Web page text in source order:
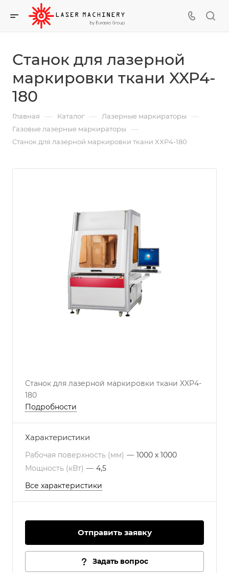
Станок для лазерной
маркировки ткани XXP4-
180
Главная — Каталог — Лазерные маркираторы —
Газовые лазерные маркираторы —
Станок для лазерной маркировки ткани XXP4-180
Станок для лазерной маркировки ткани XXP4-
180
Подробности
Характеристики
Рабочая поверхность (мм) — 1000 х 1000
Мощность (кВт) — 4,5
Все характеристики
Отправить заявку
Задать вопрос